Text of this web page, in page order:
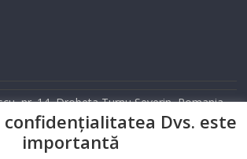
nr. 14, Drobeta Turnu Severin, Romania
Dvs. este
importantă